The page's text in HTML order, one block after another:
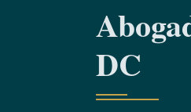
DC